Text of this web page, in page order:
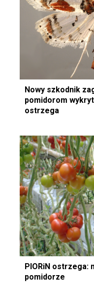
Nowy szkodnik
pomidorom
ostrzega
PIORiN ostrzega:
pomidorze